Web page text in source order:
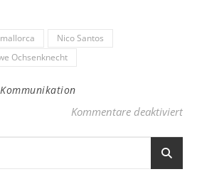
mallorca
Nico Santos
Ochsenknecht
Kommentare deaktiviertfür